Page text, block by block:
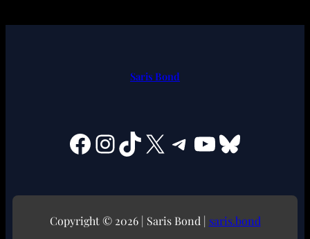
Saris Bond
Facebook InstagramTikTok X Telegram YouTube Bluesky
Copyright © 2026 | Saris Bond | saris.bond